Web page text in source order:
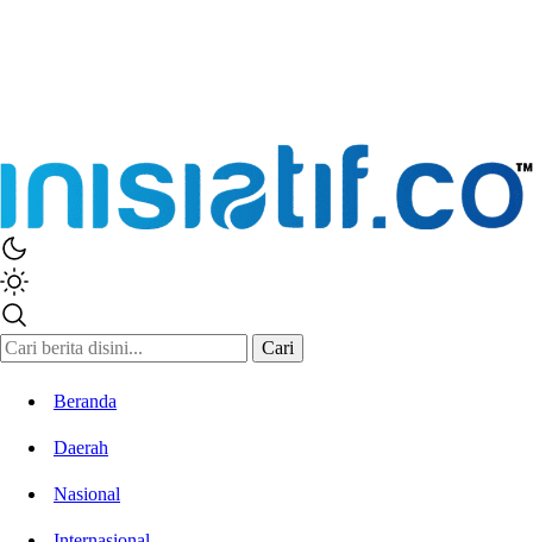
Cari
Beranda
Daerah
Nasional